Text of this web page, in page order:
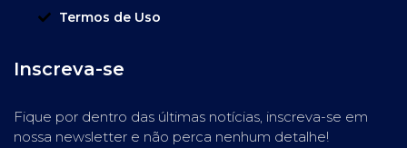
Termos de Uso
Inscreva-se
Fique por dentro das últimas notícias, inscreva-se em
nossa newsletter e não perca nenhum detalhe!